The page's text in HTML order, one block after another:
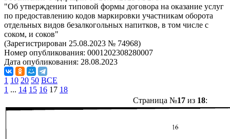
"Об утверждении типовой формы договора на оказание услуг
по предоставлению кодов маркировки участникам оборота
отдельных видов безалкогольных напитков, в том числе с
соком, и соков"
(Зарегистрирован 25.08.2023 № 74968)
Номер опубликования: 0001202308280007
Дата опубликования: 28.08.2023
1 10 20 50 ВСЕ
1 ... 14 15 16 17 18
Страница №17из 18: